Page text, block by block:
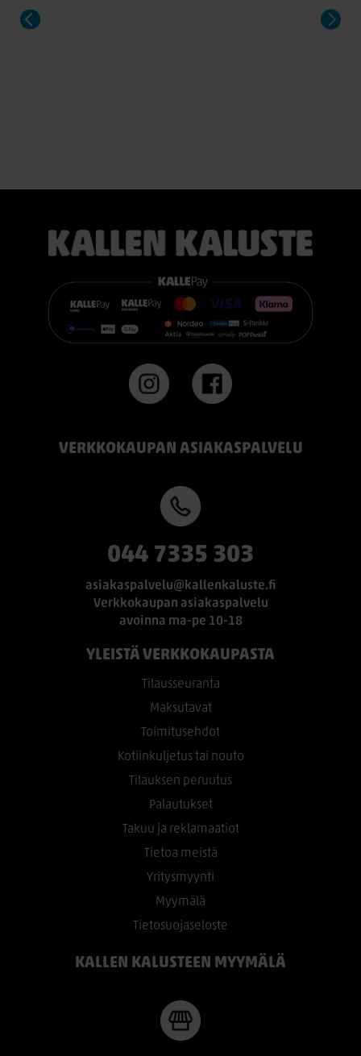
illallisiin.
VERKKOKAUPAN ASIAKASPALVELU
044 7335 303
asiakaspalvelu@kallenkaluste.fi
Verkkokaupan asiakaspalvelu
avoinna ma-pe 10-18
YLEISTÄ VERKKOKAUPASTA
Tilausseuranta
Maksutavat
Toimitusehdot
Kotiinkuljetus tai nouto
Tilauksen peruutus
Palautukset
Takuu ja reklamaatiot
Tietoa meistä
Yritysmyynti
Myymälä
Tietosuojaseloste
KALLEN KALUSTEEN MYYMÄLÄ